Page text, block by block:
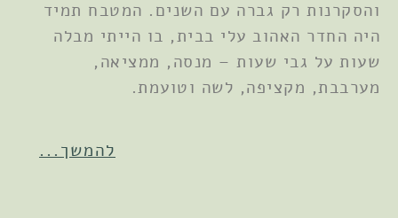
והסקרנות רק גברה עם השנים. המטבח תמיד
היה החדר האהוב עלי בבית, בו הייתי מבלה
שעות על גבי שעות – מנסה, ממציאה,
מערבבת, מקציפה, לשה וטועמת.
להמשך...